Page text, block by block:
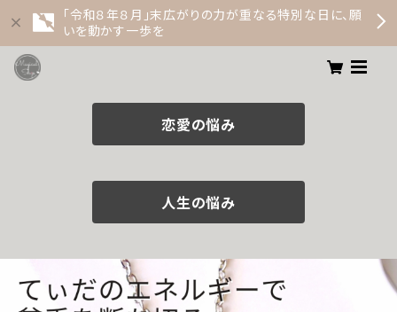
「令和８年８月」末広がりの力が重なる特別な日に、願
いを動かす一歩を
恋愛の悩み
人生の悩み